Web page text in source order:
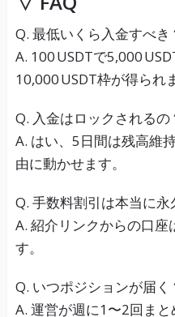
Q. 最低いくら入金すべき
A. 100 USDTで5,000
10,000 USDT枠が得られ
Q. 入金はロックされるの
A. はい、5日間は残高維
由に動かせます。
Q. 手数料割引は本当に永
A. 紹介リンクからの口
す。
Q. いつポジションが届く
A. 運営が週に1〜2回まと